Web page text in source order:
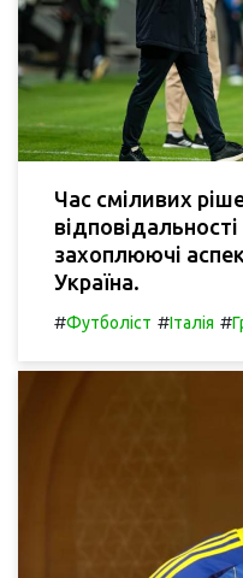
Час сміливих
захоплюючі
Україна.
#Футболіст #Італія #